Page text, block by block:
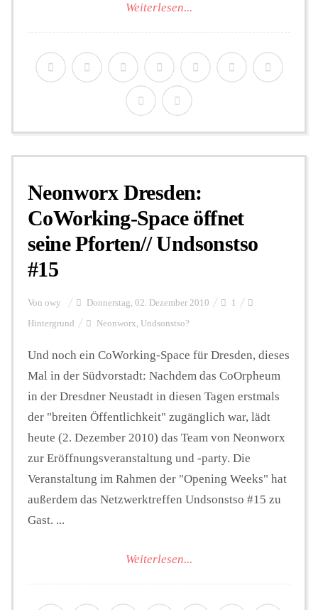
Weiterlesen...
Neonworx Dresden:
CoWorking-Space öffnet
seine Pforten// Undsonstso
#15
Von owy Donnerstag, 02. Dezember 2010 1
Hintergrund Neonworx, Undsonstso?
Und noch ein CoWorking-Space für Dresden, dieses
Mal in der Südvorstadt: Nachdem das CoOrpheum
in der Dresdner Neustadt in diesen Tagen erstmals
der "breiten Öffentlichkeit" zugänglich war, lädt
heute (2. Dezember 2010) das Team von Neonworx
zur Eröffnungsveranstaltung und -party. Die
Veranstaltung im Rahmen der "Opening Weeks" hat
außerdem das Netzwerktreffen Undsonstso #15 zu
Gast. ...
Weiterlesen...